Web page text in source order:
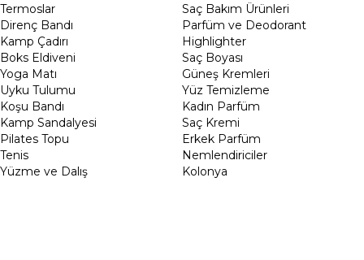
Termoslar
Direnç Bandı
Kamp Çadırı
Boks Eldiveni
Yoga Matı
Uyku Tulumu
Koşu Bandı
Kamp Sandalyesi
Pilates Topu
Tenis
Yüzme ve Dalış
Saç Bakım Ürünleri
Parfüm ve Deodorant
Highlighter
Saç Boyası
Güneş Kremleri
Yüz Temizleme
Kadın Parfüm
Saç Kremi
Erkek Parfüm
Nemlendiriciler
Kolonya